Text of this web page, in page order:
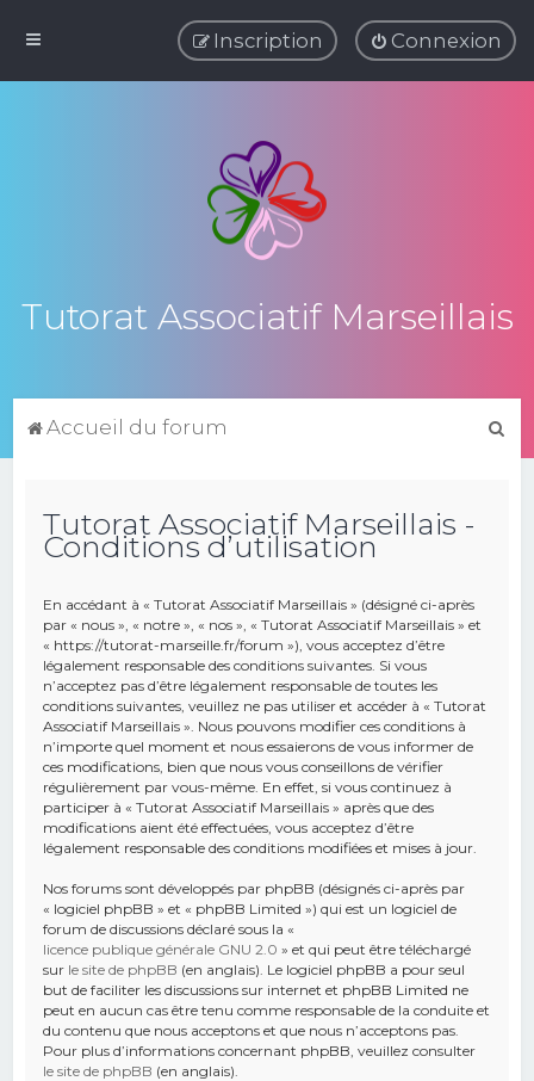
Connexion
Inscription
Tutorat Associatif Marseillais
Accueil du forum
Tutorat Associatif Marseillais -
Conditions d’utilisation
En accédant à « Tutorat Associatif Marseillais » (désigné ci-après
par « nous », « notre », « nos », « Tutorat Associatif Marseillais » et
« https://tutorat-marseille.fr/forum »), vous acceptez d’être
légalement responsable des conditions suivantes. Si vous
n’acceptez pas d’être légalement responsable de toutes les
conditions suivantes, veuillez ne pas utiliser et accéder à « Tutorat
Associatif Marseillais ». Nous pouvons modifier ces conditions à
n’importe quel moment et nous essaierons de vous informer de
ces modifications, bien que nous vous conseillons de vérifier
régulièrement par vous-même. En effet, si vous continuez à
participer à « Tutorat Associatif Marseillais » après que des
modifications aient été effectuées, vous acceptez d’être
légalement responsable des conditions modifiées et mises à jour.
Nos forums sont développés par phpBB (désignés ci-après par
« logiciel phpBB » et « phpBB Limited ») qui est un logiciel de
forum de discussions déclaré sous la «
licence publique générale GNU 2.0 » et qui peut être téléchargé
sur le site de phpBB (en anglais). Le logiciel phpBB a pour seul
but de faciliter les discussions sur internet et phpBB Limited ne
peut en aucun cas être tenu comme responsable de la conduite et
du contenu que nous acceptons et que nous n’acceptons pas.
Pour plus d’informations concernant phpBB, veuillez consulter
le site de phpBB (en anglais).